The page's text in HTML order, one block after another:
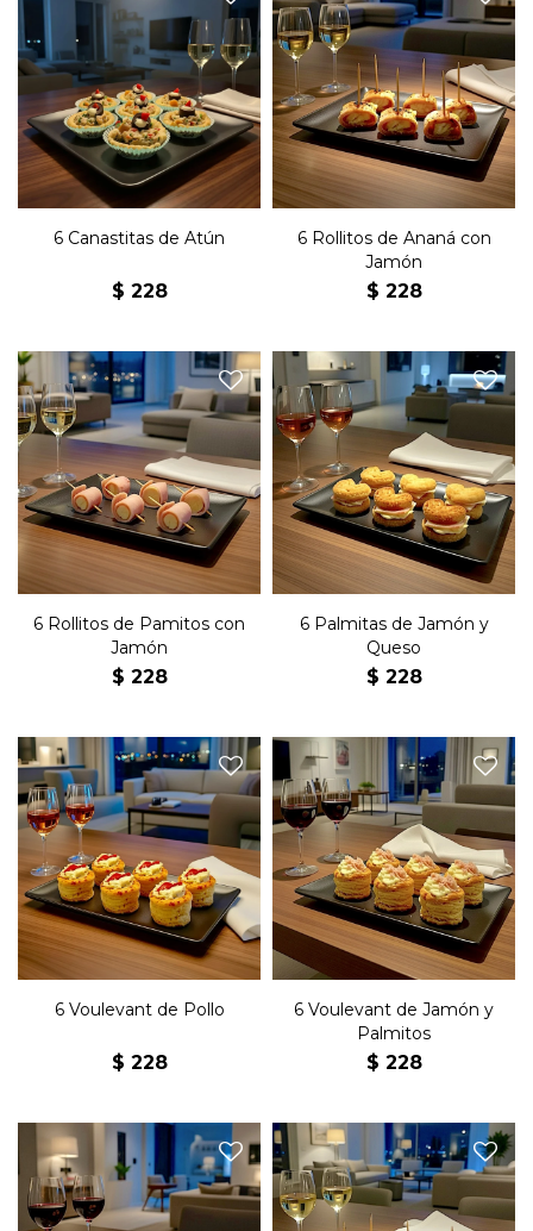
Seis canastas de atún con
huevo y aceitunas.
6 Canastitas de Atún
$ 228
Seis bocaditos agridulces de
ananá envueltos en jamón.
6 Rollitos de Ananá con
Jamón
$ 228
Seis bocaditos de palmitos
envueltos en jamón.
6 Rollitos de Pamitos con
Jamón
$ 228
Seis palmitas con queso,
jamón y manteca.
6 Palmitas de Jamón y
Queso
$ 228
Seis pastelillos de origen
francés de masa hojaldrada
con pollo.
6 Voulevant de Pollo
$ 228
Seis pastelillos de origen
francés de masa hojaldrada
con jamón y palmitos.
6 Voulevant de Jamón y
Palmitos
$ 228